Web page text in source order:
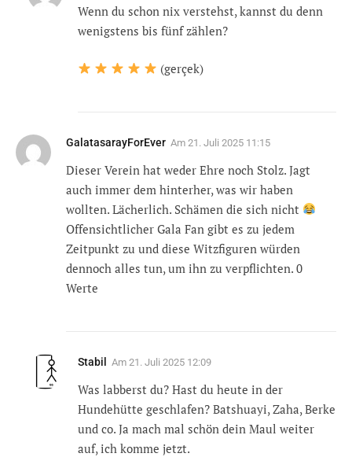
Wenn du schon nix verstehst, kannst du denn
wenigstens bis fünf zählen?
(gerçek)
GalatasarayForEver Am 21. Juli 2025 11:15
Dieser Verein hat weder Ehre noch Stolz. Jagt
auch immer dem hinterher, was wir haben
wollten. Lächerlich. Schämen die sich nicht
Offensichtlicher Gala Fan gibt es zu jedem
Zeitpunkt zu und diese Witzfiguren würden
dennoch alles tun, um ihn zu verpflichten. 0
Werte
Stabil Am 21. Juli 2025 12:09
Was labberst du? Hast du heute in der
Hundehütte geschlafen? Batshuayi, Zaha, Berke
und co. Ja mach mal schön dein Maul weiter
auf, ich komme jetzt.